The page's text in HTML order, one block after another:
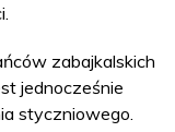
zabajkalskich
jednocześnie
styczniowego.